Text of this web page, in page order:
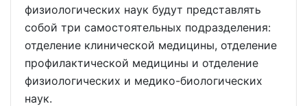
физиологических наук будут представлять
собой три самостоятельных подразделения:
отделение клинической медицины, отделение
профилактической медицины и отделение
физиологических и медико-биологических
наук.